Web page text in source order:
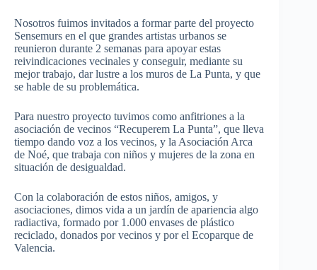
Nosotros fuimos invitados a formar parte del proyecto
Sensemurs en el que grandes artistas urbanos se
reunieron durante 2 semanas para apoyar estas
reivindicaciones vecinales y conseguir, mediante su
mejor trabajo, dar lustre a los muros de La Punta, y que
se hable de su problemática.
Para nuestro proyecto tuvimos como anfitriones a la
asociación de vecinos “Recuperem La Punta”, que lleva
tiempo dando voz a los vecinos, y la Asociación Arca
de Noé, que trabaja con niños y mujeres de la zona en
situación de desigualdad.
Con la colaboración de estos niños, amigos, y
asociaciones, dimos vida a un jardín de apariencia algo
radiactiva, formado por 1.000 envases de plástico
reciclado, donados por vecinos y por el Ecoparque de
Valencia.